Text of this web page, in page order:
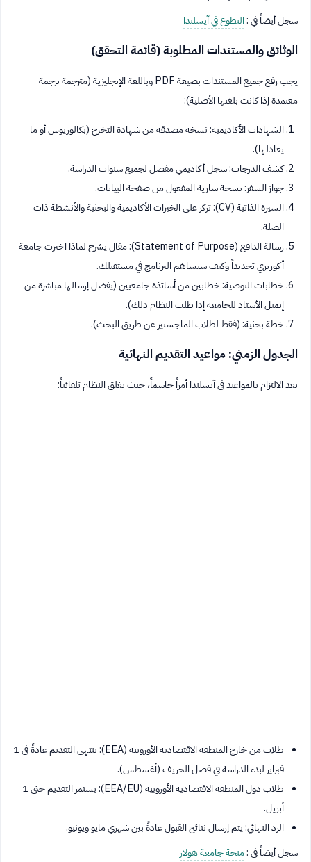
سجل أيضاً في :التطوع في آيسلندا
الوثائق والمستندات المطلوبة (قائمة التحقق)
يجب رفع جميع المستندات بصيغة PDF وباللغة الإنجليزية (مترجمة ترجمة
معتمدة إذا كانت بلغتها الأصلية):
الشهادات الأكاديمية: نسخة مصدقة من شهادة التخرج (بكالوريوس أو ما
يعادلها).
كشف الدرجات: سجل أكاديمي مفصل لجميع سنوات الدراسة.
جواز السفر: نسخة سارية المفعول من صفحة البيانات.
السيرة الذاتية (CV): تركز على الخبرات الأكاديمية والبحثية والأنشطة ذات
الصلة.
رسالة الدافع (Statement of Purpose): مقال يشرح لماذا اخترت جامعة
أكوريري تحديداً وكيف سيساهم البرنامج في مستقبلك.
خطابات التوصية: خطابين من أساتذة جامعيين (يفضل إرسالها مباشرة من
إيميل الأستاذ للجامعة إذا طلب النظام ذلك).
خطة بحثية: (فقط لطلاب الماجستير عن طريق البحث).
الجدول الزمني: مواعيد التقديم النهائية
يعد الالتزام بالمواعيد في آيسلندا أمراً حاسماً، حيث يغلق النظام تلقائياً:
طلاب من خارج المنطقة الاقتصادية الأوروبية (EEA): ينتهي التقديم عادةً في 1
فبراير لبدء الدراسة في فصل الخريف (أغسطس).
طلاب دول المنطقة الاقتصادية الأوروبية (EEA/EU): يستمر التقديم حتى 1
أبريل.
الرد النهائي: يتم إرسال نتائج القبول عادةً بين شهري مايو ويونيو.
سجل أيضاً في :منحة جامعة هولار